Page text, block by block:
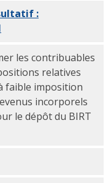
:
les contribuables
relatives
faible imposition
incorporels
le dépôt du BIRT